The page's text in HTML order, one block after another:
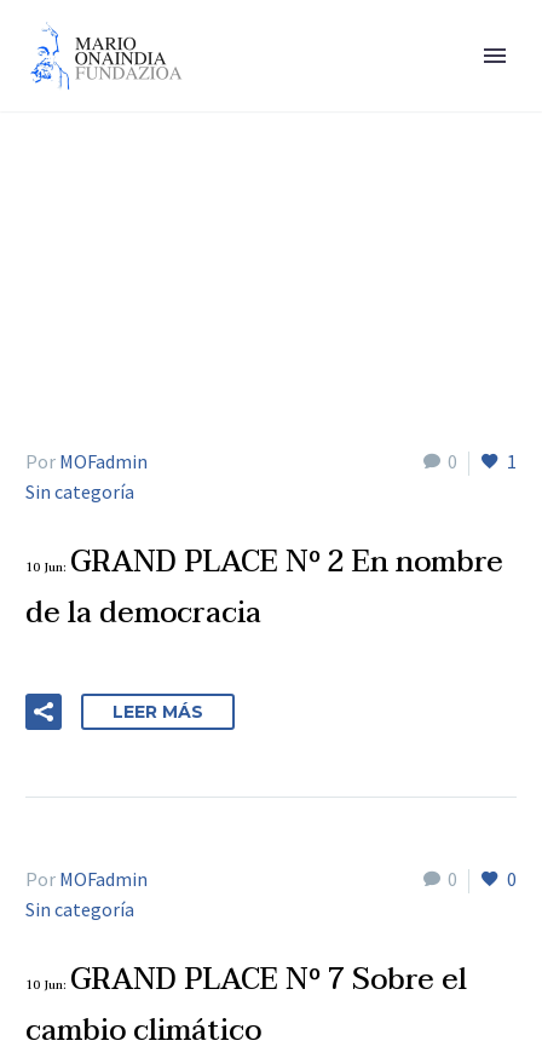
0 1
Por MOFadmin
Sin categoría
10 Jun: GRAND PLACE Nº 2 En nombre
de la democracia
LEER MÁS
0 0
Por MOFadmin
Sin categoría
10 Jun: GRAND PLACE Nº 7 Sobre el
cambio climático